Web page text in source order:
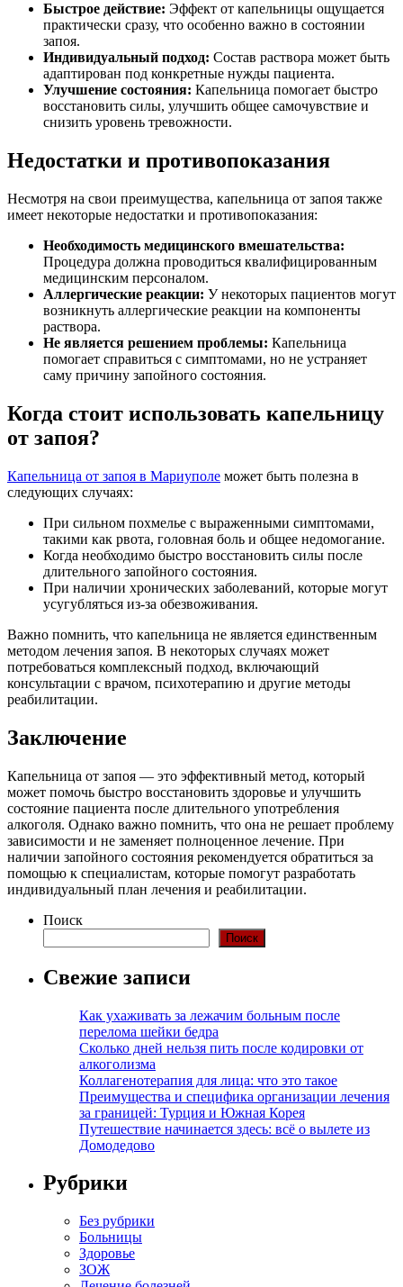
Быстрое действие: Эффект от капельницы ощущается
практически сразу, что особенно важно в состоянии
запоя.
Индивидуальный подход: Состав раствора может быть
адаптирован под конкретные нужды пациента.
Улучшение состояния: Капельница помогает быстро
восстановить силы, улучшить общее самочувствие и
снизить уровень тревожности.
Недостатки и противопоказания
Несмотря на свои преимущества, капельница от запоя также
имеет некоторые недостатки и противопоказания:
Необходимость медицинского вмешательства:
Процедура должна проводиться квалифицированным
медицинским персоналом.
Аллергические реакции: У некоторых пациентов могут
возникнуть аллергические реакции на компоненты
раствора.
Не является решением проблемы: Капельница
помогает справиться с симптомами, но не устраняет
саму причину запойного состояния.
Когда стоит использовать капельницу
от запоя?
Капельница от запоя в Мариуполе может быть полезна в
следующих случаях:
При сильном похмелье с выраженными симптомами,
такими как рвота, головная боль и общее недомогание.
Когда необходимо быстро восстановить силы после
длительного запойного состояния.
При наличии хронических заболеваний, которые могут
усугубляться из-за обезвоживания.
Важно помнить, что капельница не является единственным
методом лечения запоя. В некоторых случаях может
потребоваться комплексный подход, включающий
консультации с врачом, психотерапию и другие методы
реабилитации.
Заключение
Капельница от запоя — это эффективный метод, который
может помочь быстро восстановить здоровье и улучшить
состояние пациента после длительного употребления
алкоголя. Однако важно помнить, что она не решает проблему
зависимости и не заменяет полноценное лечение. При
наличии запойного состояния рекомендуется обратиться за
помощью к специалистам, которые помогут разработать
индивидуальный план лечения и реабилитации.
Поиск
Поиск
Свежие записи
Как ухаживать за лежачим больным после
перелома шейки бедра
Сколько дней нельзя пить после кодировки от
алкоголизма
Коллагенотерапия для лица: что это такое
Преимущества и специфика организации лечения
за границей: Турция и Южная Корея
Путешествие начинается здесь: всё о вылете из
Домодедово
Рубрики
Без рубрики
Больницы
Здоровье
ЗОЖ